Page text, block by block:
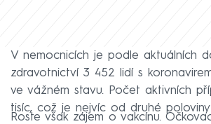
V nemocnicích je podle aktuálních
zdravotnictví 3 452 lidí s
ve vážném stavu. Počet aktivních
tisíc, což je nejvíc od druhé
Roste však zájem o vakcínu.